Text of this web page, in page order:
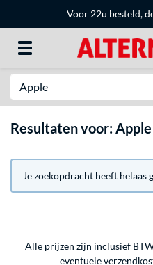
Voor 22u besteld,
Resultaten voor: Apple
Je zoekopdracht heeft helaas
Alle prijzen zijn inclusief
eventuele